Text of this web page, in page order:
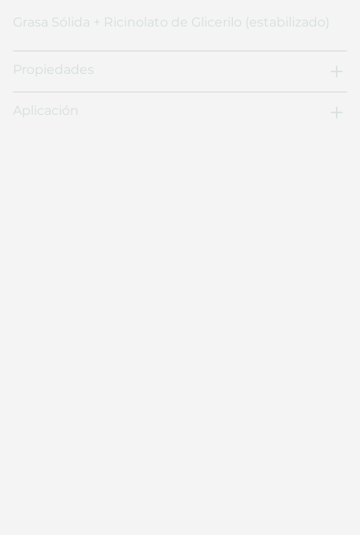
Grasa Sólida + Ricinolato de Glicerilo (estabilizado)
Propiedades
Aplicación